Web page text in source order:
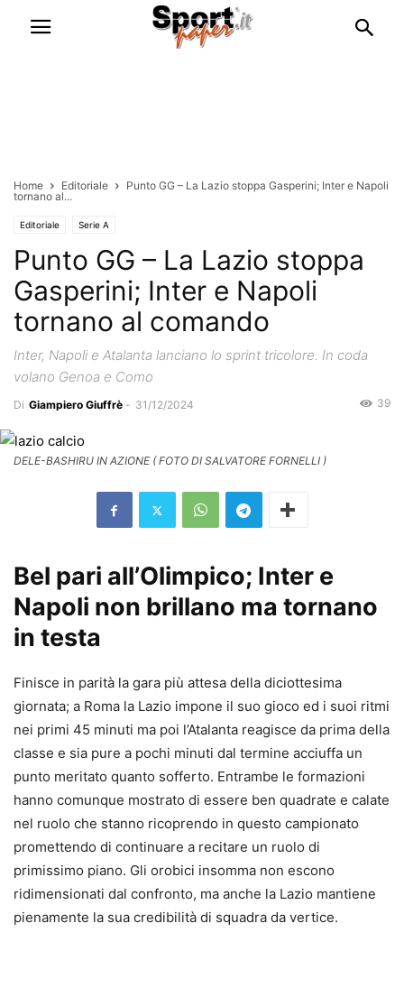
Home Editoriale
Punto GG – La Lazio stoppa Gasperini; Inter e Napoli
tornano al...
Editoriale Serie A
Punto GG – La Lazio stoppa
Gasperini; Inter e Napoli
tornano al comando
Inter, Napoli e Atalanta lanciano lo sprint tricolore. In coda
volano Genoa e Como
Di Giampiero Giuffrè - 31/12/2024 39
DELE-BASHIRU IN AZIONE ( FOTO DI SALVATORE FORNELLI )
Bel pari all’Olimpico; Inter e
Napoli non brillano ma tornano
in testa
Finisce in parità la gara più attesa della diciottesima
giornata; a Roma la Lazio impone il suo gioco ed i suoi ritmi
nei primi 45 minuti ma poi l’Atalanta reagisce da prima della
classe e sia pure a pochi minuti dal termine acciuffa un
punto meritato quanto sofferto. Entrambe le formazioni
hanno comunque mostrato di essere ben quadrate e calate
nel ruolo che stanno ricoprendo in questo campionato
promettendo di continuare a recitare un ruolo di
primissimo piano. Gli orobici insomma non escono
ridimensionati dal confronto, ma anche la Lazio mantiene
pienamente la sua credibilità di squadra da vertice.